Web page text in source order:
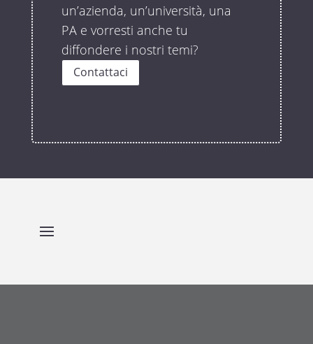
un’azienda, un’università, una
PA e vorresti anche tu
diffondere i nostri temi?
Contattaci